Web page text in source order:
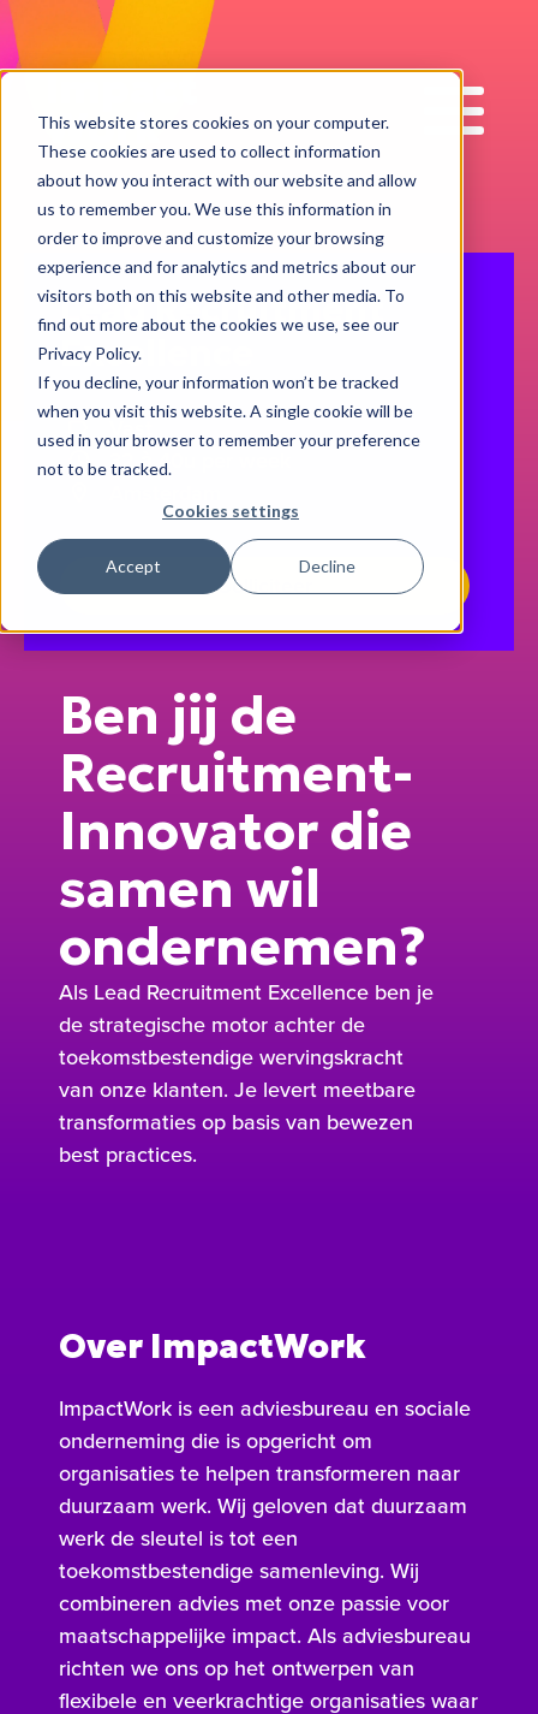
This website stores cookies on your computer.
These cookies are used to collect information
about how you interact with our website and allow
us to remember you. We use this information in
order to improve and customize your browsing
experience and for analytics and metrics about our
visitors both on this website and other media. To
find out more about the cookies we use, see our
Privacy Policy.
If you decline, your information won’t be tracked
when you visit this website. A single cookie will be
used in your browser to remember your preference
not to be tracked.
Cookies settings
Accept Decline
Impact
Work
Lead Recruitment
Excellence
Vast
32 à 40u per week
Solliciteer
Ben jij de
Recruitment-
Innovator die
samen wil
ondernemen?
Als Lead Recruitment Excellence ben je
de strategische motor achter de
toekomstbestendige wervingskracht
van onze klanten. Je levert meetbare
transformaties op basis van bewezen
best practices.
Over ImpactWork
ImpactWork is een adviesbureau en sociale
onderneming die is opgericht om
organisaties te helpen transformeren naar
duurzaam werk. Wij geloven dat duurzaam
werk de sleutel is tot een
toekomstbestendige samenleving. Wij
combineren advies met onze passie voor
maatschappelijke impact. Als adviesbureau
richten we ons op het ontwerpen van
flexibele en veerkrachtige organisaties waar